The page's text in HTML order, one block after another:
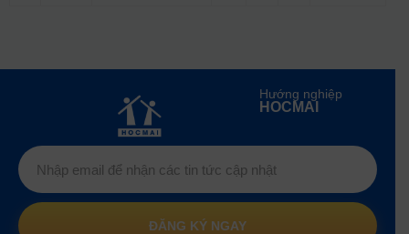
Hướng nghiệp
HOCMAI
ĐĂNG KÝ NGAY